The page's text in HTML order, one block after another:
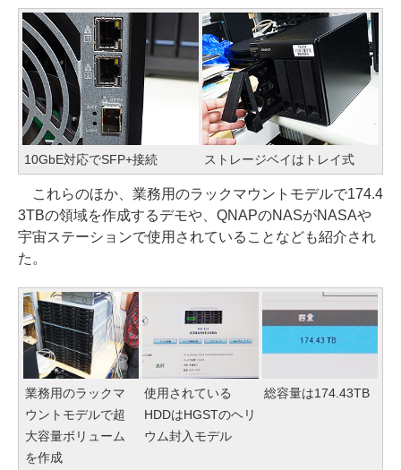
10GbE対応でSFP+接続 ストレージベイはトレイ式
これらのほか、業務用のラックマウントモデルで174.4
3TBの領域を作成するデモや、QNAPのNASがNASAや
宇宙ステーションで使用されていることなども紹介され
た。
業務用のラックマ
ウントモデルで超
大容量ボリューム
を作成
使用されている
HDDはHGSTのヘリ
ウム封入モデル
総容量は174.43TB